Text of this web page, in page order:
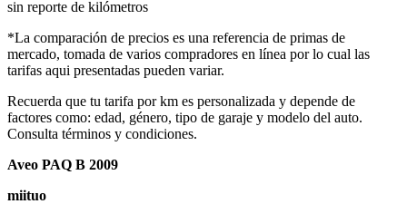
sin reporte de kilómetros
*La comparación de precios es una referencia de primas de
mercado, tomada de varios compradores en línea por lo cual las
tarifas aqui presentadas pueden variar.
Recuerda que tu tarifa por km es personalizada y depende de
factores como: edad, género, tipo de garaje y modelo del auto.
Consulta términos y condiciones.
Aveo PAQ B 2009
miituo